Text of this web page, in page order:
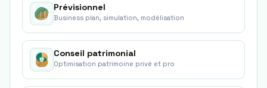
Prévisionnel
Business plan, simulation, modélisation
Conseil patrimonial
Optimisation patrimoine privé et pro